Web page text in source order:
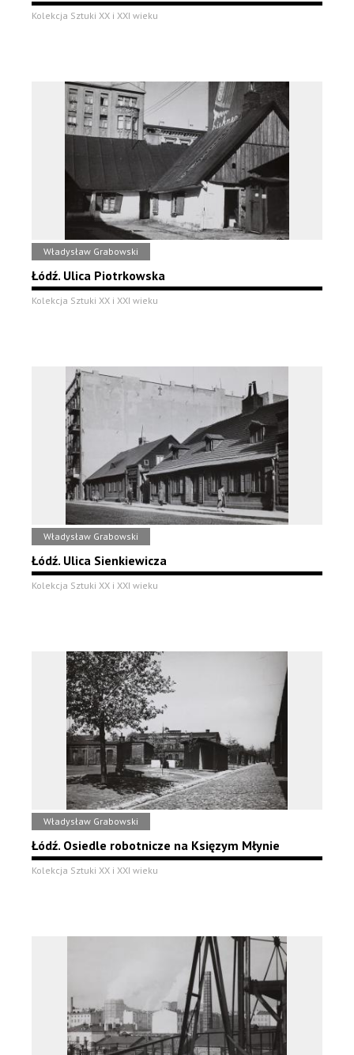
Kolekcja Sztuki XX i XXI wieku
Władysław Grabowski
Łódź. Ulica Piotrkowska
Kolekcja Sztuki XX i XXI wieku
Władysław Grabowski
Łódź. Ulica Sienkiewicza
Kolekcja Sztuki XX i XXI wieku
Władysław Grabowski
Łódź. Osiedle robotnicze na Księzym Młynie
Kolekcja Sztuki XX i XXI wieku